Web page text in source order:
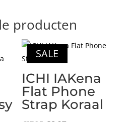
producten
SALE
ICHI IAKena
Flat Phone
Strap Koraal